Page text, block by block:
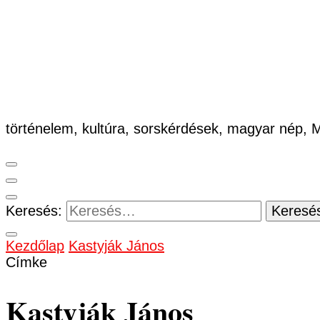
történelem, kultúra, sorskérdések, magyar nép,
Keresés:
Kezdőlap Kastyják János
Címke
Kastyják János